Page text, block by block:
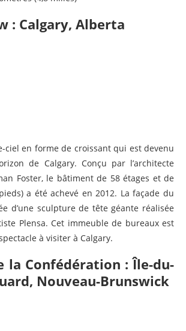
: Calgary, Alberta
ciel en forme de croissant qui est devenu
de Calgary. Conçu par l’architecte
Foster, le bâtiment de 58 étages et de
a été achevé en 2012. La façade du
d’une sculpture de tête géante réalisée
Plensa. Cet immeuble de bureaux est
à visiter à Calgary.
la Confédération : Île-du-
Nouveau-Brunswick